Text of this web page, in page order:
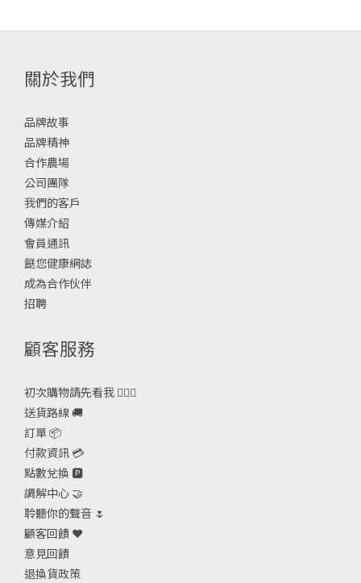
關於我們
品牌故事
品牌精神
合作農場
公司團隊
我們的客戶
傳媒介紹
會員通訊
餸您健康網誌
成為合作伙伴
招聘
顧客服務
初次購物請先看我 🙋🏻‍♀️
送貨路線 🚚
訂單 📦
付款資訊 💳
點數兌換 🅿️
調解中心 🤝
聆聽你的聲音 🌷
顧客回饋 ❤️
意見回饋
退換貨政策